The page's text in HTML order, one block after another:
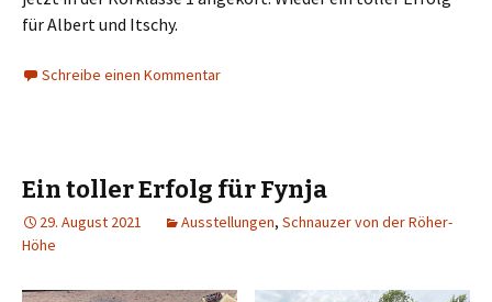
für Albert und Itschy.
Schreibe einen Kommentar
Ein toller Erfolg für Fynja
29. August 2021 Ausstellungen, Schnauzer von der Röher-
Höhe